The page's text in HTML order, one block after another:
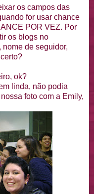
os campos das
for usar chance
POR VEZ. Por
os blogs no
nome de seguidor,
ok?
linda, não podia
foto com a Emily,